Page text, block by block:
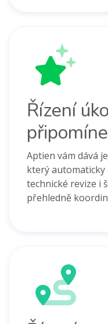
Řízení
Aptien vám dává
který
technické revize i
přehledně